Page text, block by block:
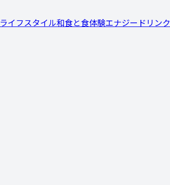
ライフスタイル和食と食体験エナジードリンク